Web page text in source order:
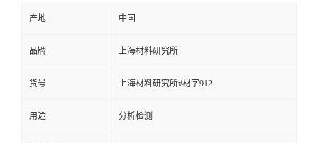
产地 中国
品牌 上海材料研究所
货号 上海材料研究所#材字912
用途 分析检测